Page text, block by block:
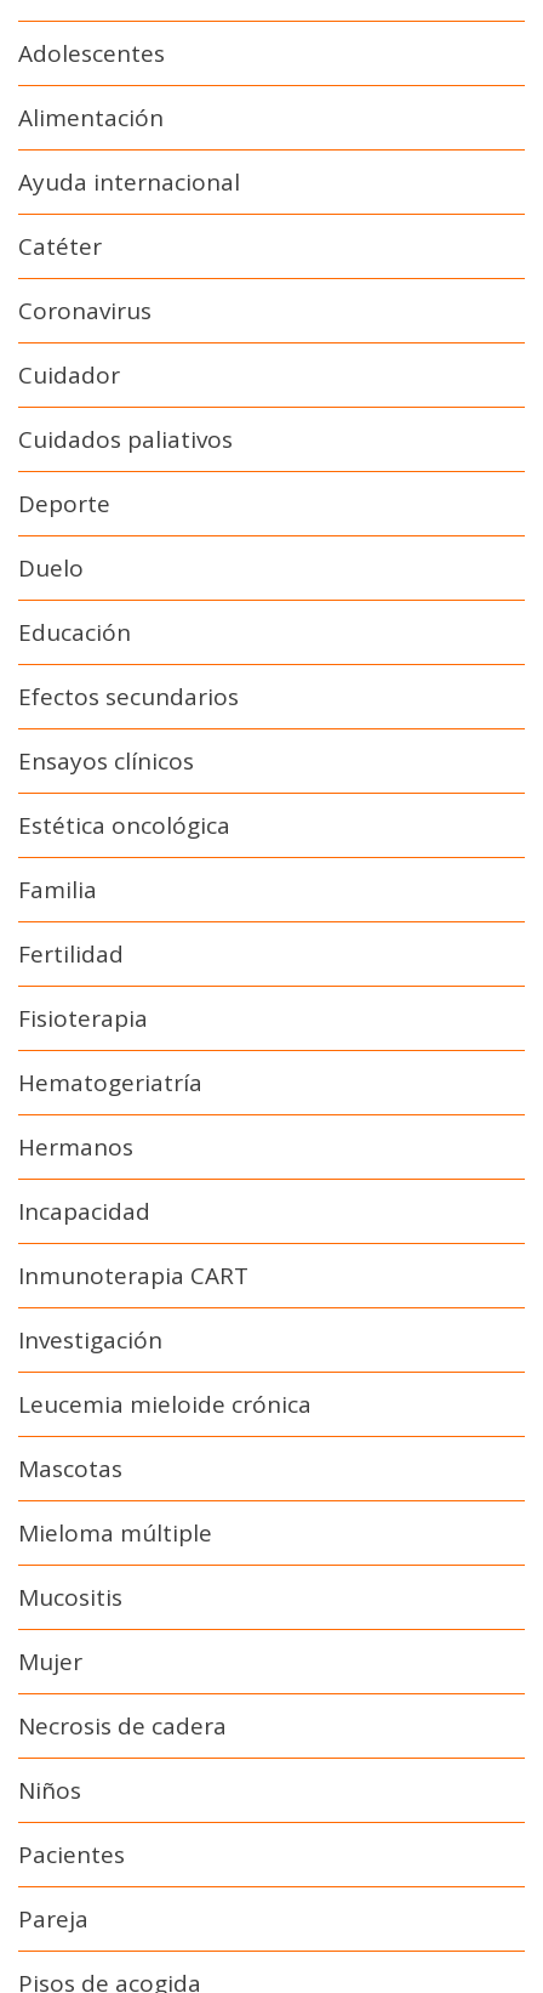
Adolescentes
Alimentación
Ayuda internacional
Catéter
Coronavirus
Cuidador
Cuidados paliativos
Deporte
Duelo
Educación
Efectos secundarios
Ensayos clínicos
Estética oncológica
Familia
Fertilidad
Fisioterapia
Hematogeriatría
Hermanos
Incapacidad
Inmunoterapia CART
Investigación
Leucemia mieloide crónica
Mascotas
Mieloma múltiple
Mucositis
Mujer
Necrosis de cadera
Niños
Pacientes
Pareja
Pisos de acogida